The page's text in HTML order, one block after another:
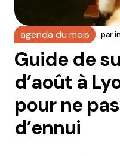
agenda du mois par
Guide de
d’août à
pour ne
d’ennui